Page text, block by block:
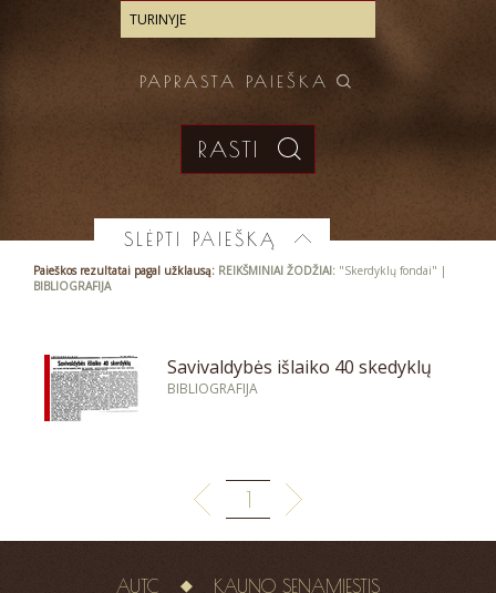
PAPRASTA PAIEŠKA
SLĖPTI PAIEŠKĄ
Paieškos rezultatai pagal užklausą: REIKŠMINIAI ŽODŽIAI: "Skerdyklų fondai" |
BIBLIOGRAFIJA
Savivaldybės išlaiko 40 skedyklų
BIBLIOGRAFIJA
1
AUTC KAUNO SENAMIESTIS